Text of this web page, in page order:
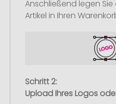
Anschließend legen
Artikel in Ihren
Schritt 2:
Upload Ihres Logos